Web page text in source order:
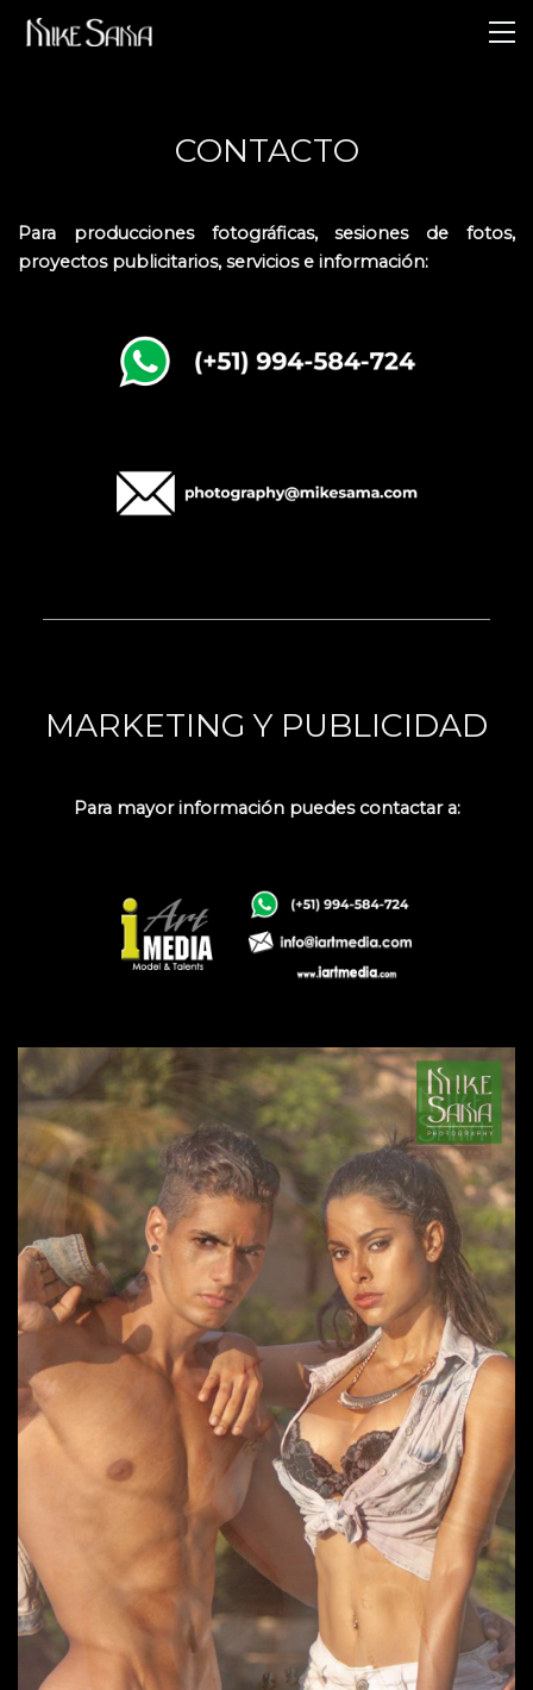
CONTACTO
Para producciones fotográficas, sesiones de fotos,
proyectos publicitarios, servicios e información:
MARKETING Y PUBLICIDAD
Para mayor información puedes contactar a: